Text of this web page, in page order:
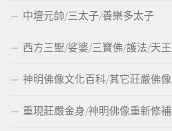
中壇元帥/三太子/養樂多太子
西方三聖/娑婆/三寶佛/護法/天王
神明佛像文化百科/其它莊嚴佛像
重現莊嚴金身/神明佛像重新修補